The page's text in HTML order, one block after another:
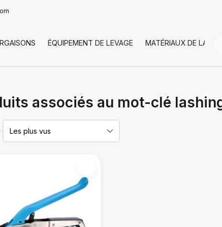
ÉQUIPEMENT DE LEVAGE MATÉRIAUX DE LA
associés au mot-clé